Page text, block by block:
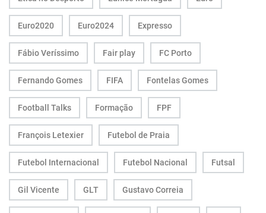
Euro2020 Euro2024 Expresso
Fábio Veríssimo Fair play FC Porto
Fernando Gomes FIFA Fontelas Gomes
Football Talks Formação FPF
François Letexier Futebol de Praia
Futebol Internacional Futebol Nacional Futsal
Gil Vicente GLT Gustavo Correia